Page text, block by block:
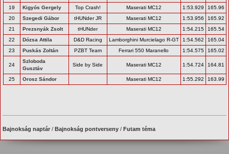
19
Kigyós Gergely Top Crash! Maserati MC12 1:53.929
165.96
20
Szegedi Gábor tHUNder JR Maserati MC12 1:53.956
165.92
21
Prezsnyák Zsolt tHUNder Maserati MC12 1:54.215
165.54
22
Dózsa Attila D&D Racing Lamborghini Murcielago R-GT 1:54.562
165.04
23
Puskás Zoltán PZBT Team Ferrari 550 Maranello 1:54.575 165.02
24
Szloboda
Gusztáv
Side by Side Maserati MC12 1:54.724 164.81
25 Orosz Sándor Maserati MC12 1:55.292 163.99
Bajnokság naptár /Bajnokság pontverseny /Futam téma